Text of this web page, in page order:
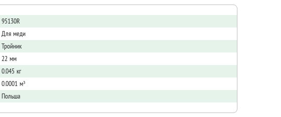
95130R
Для меди
Тройник
22 мм
0.045 кг
0.0001 м³
Польша